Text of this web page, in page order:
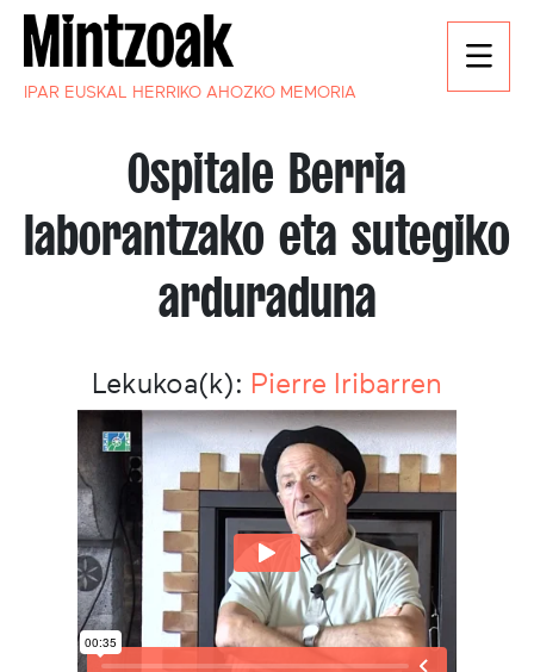
IPAR EUSKAL HERRIKO AHOZKO MEMORIA
Ospitale Berria
laborantzako eta sutegiko
arduraduna
Lekukoa(k): Pierre Iribarren